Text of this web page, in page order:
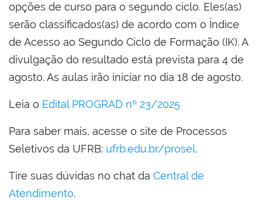
opções de curso para o segundo ciclo. Eles(as)
serão classificados(as) de acordo com o Índice
de Acesso ao Segundo Ciclo de Formação (IK). A
divulgação do resultado está prevista para 4 de
agosto. As aulas irão iniciar no dia 18 de agosto.
Leia o Edital PROGRAD nº 23/2025
Para saber mais, acesse o site de Processos
Seletivos da UFRB: ufrb.edu.br/prosel.
Tire suas dúvidas no chat da Central de
Atendimento.